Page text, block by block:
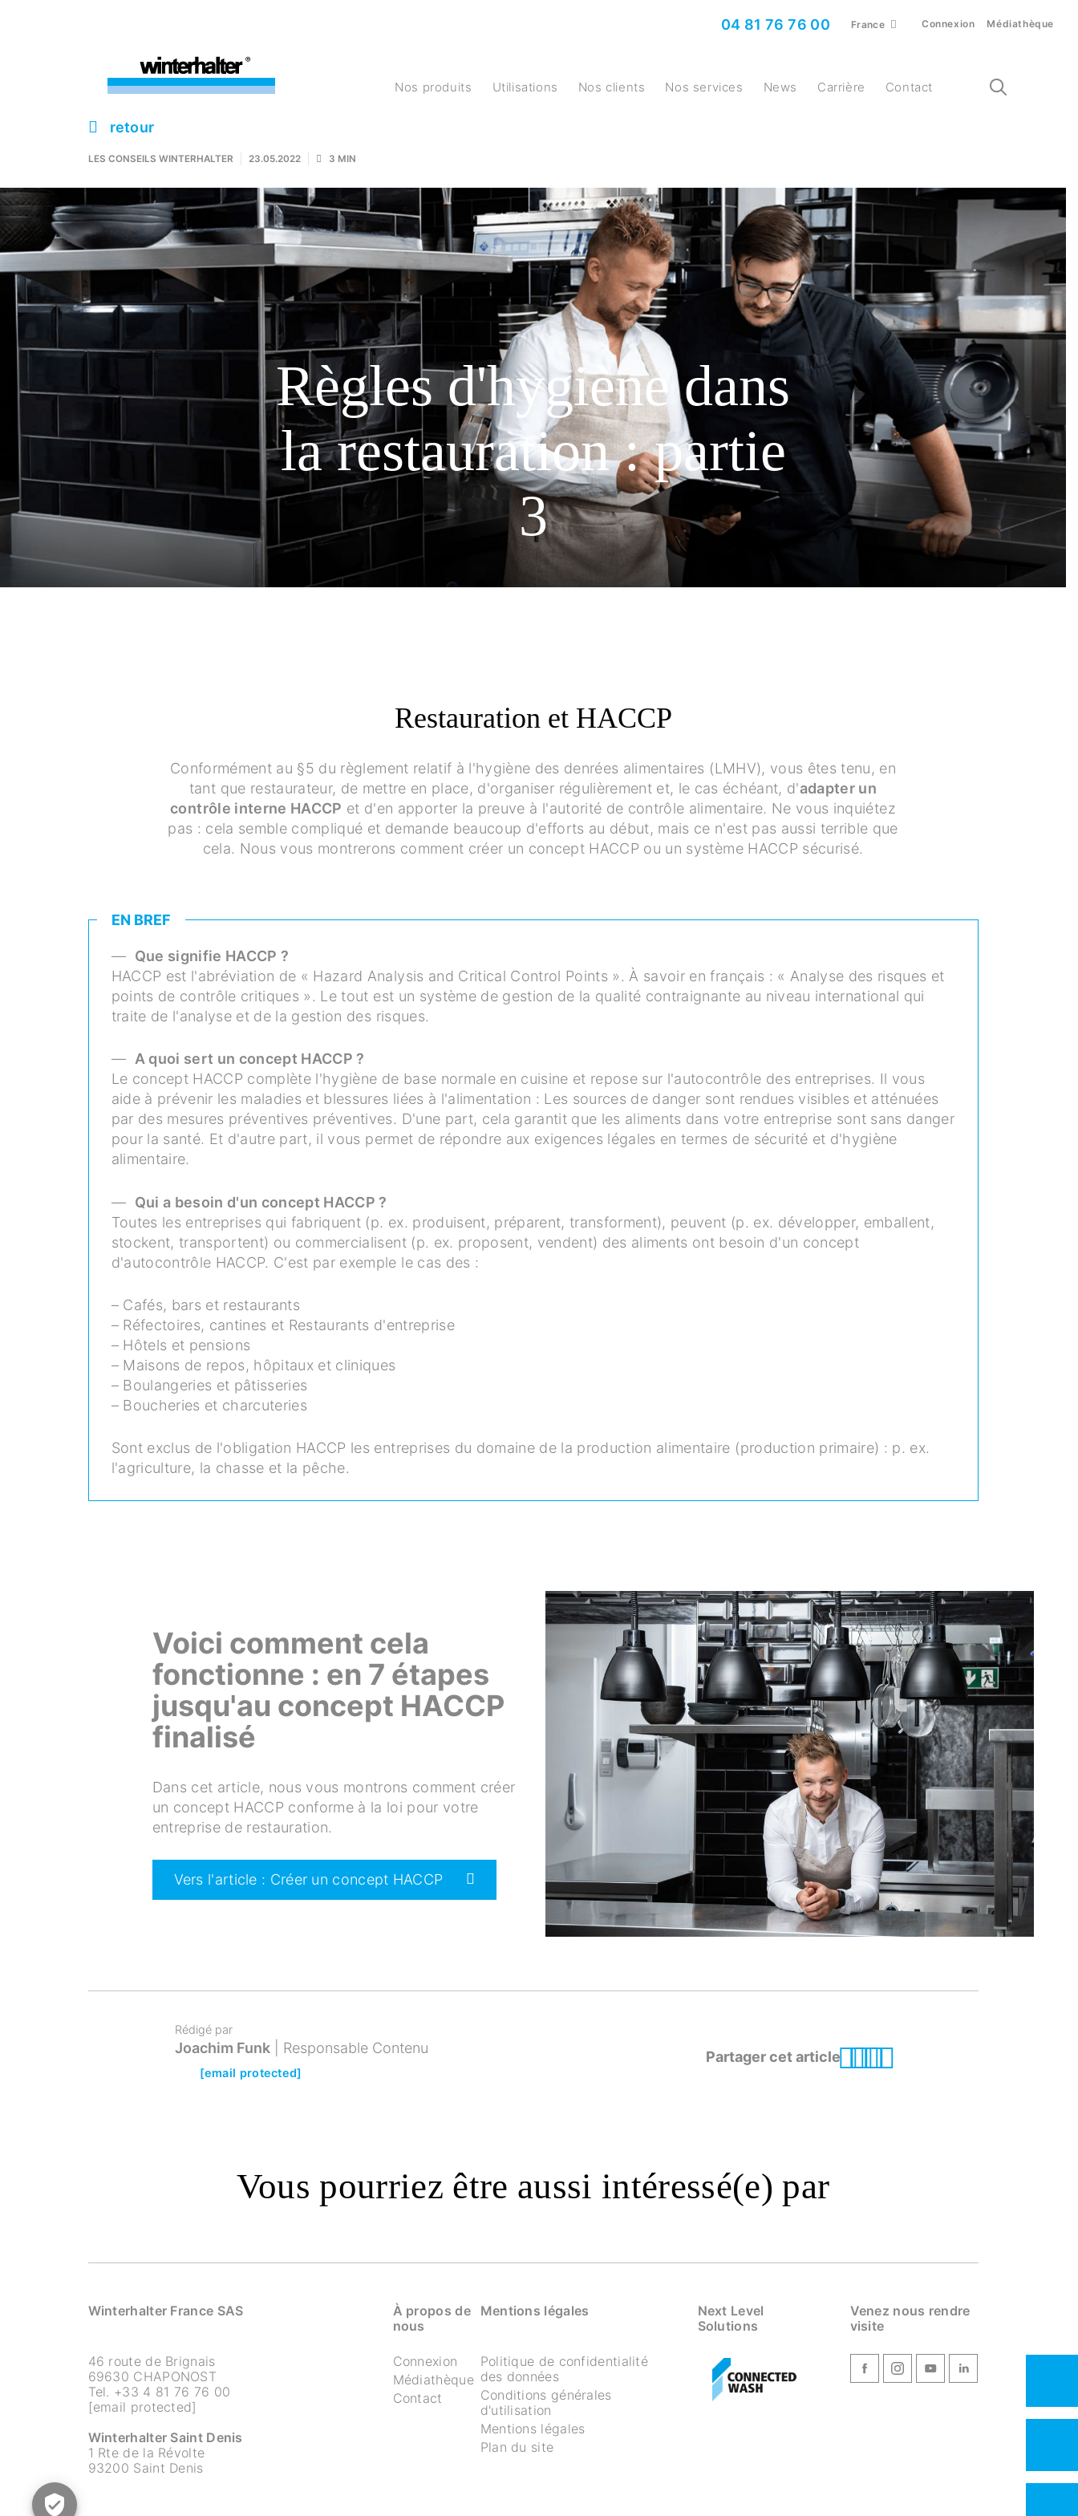
04 81 76 76 00 France Connexion Médiathèque
Nos produits Utilisations Nos clients Nos services News Carrière Contact
retour
LES CONSEILS WINTERHALTER 23.05.2022 3 MIN
Règles d'hygiène dans
la restauration : partie
3
Restauration et HACCP
Conformément au §5 du règlement relatif à l'hygiène des denrées alimentaires (LMHV), vous êtes tenu, en
tant que restaurateur, de mettre en place, d'organiser régulièrement et, le cas échéant, d'adapter un
contrôle interne HACCP et d'en apporter la preuve à l'autorité de contrôle alimentaire. Ne vous inquiétez
pas : cela semble compliqué et demande beaucoup d'efforts au début, mais ce n'est pas aussi terrible que
cela. Nous vous montrerons comment créer un concept HACCP ou un système HACCP sécurisé.
EN BREF
— Que signifie HACCP ?
HACCP est l'abréviation de « Hazard Analysis and Critical Control Points ».À savoir en français : « Analyse des risques et
points de contrôle critiques ». Le tout est un système de gestion de la qualité contraignante au niveau international qui
traite de l'analyse et de la gestion des risques.
— A quoi sert un concept HACCP ?
Le concept HACCP complète l'hygiène de base normale en cuisine et repose sur l'autocontrôle des entreprises. Il vous
aide à prévenir les maladies et blessures liées à l'alimentation : Les sources de danger sont rendues visibles et atténuées
par des mesures préventives préventives. D'une part, cela garantit que les aliments dans votre entreprise sont sans danger
pour la santé. Et d'autre part, il vous permet de répondre aux exigences légales en termes de sécurité et d'hygiène
alimentaire.
— Qui a besoin d'un concept HACCP ?
Toutes les entreprises qui fabriquent (p. ex. produisent, préparent, transforment), peuvent (p. ex. développer, emballent,
stockent, transportent) ou commercialisent (p. ex. proposent, vendent) des aliments ont besoin d'un concept
d'autocontrôle HACCP. C'est par exemple le cas des :
– Cafés, bars et restaurants
– Réfectoires, cantines et Restaurants d'entreprise
– Hôtels et pensions
– Maisons de repos, hôpitaux et cliniques
– Boulangeries et pâtisseries
– Boucheries et charcuteries
Sont exclus de l'obligation HACCP les entreprises du domaine de la production alimentaire (production primaire) : p. ex.
l'agriculture, la chasse et la pêche.
Voici comment cela
fonctionne : en 7 étapes
jusqu'au concept HACCP
finalisé
Dans cet article, nous vous montrons comment créer
un concept HACCP conforme à la loi pour votre
entreprise de restauration.
Vers l'article : Créer un concept HACCP
Rédigé par
Joachim Funk Responsable Contenu
[email protected]
Partager cet article
Vous pourriez être aussi intéressé(e) par
Winterhalter France SAS
46 route de Brignais
69630 CHAPONOST
Tel. +33 4 81 76 76 00
[email protected]
Winterhalter Saint Denis
1 Rte de la Révolte
93200 Saint Denis
À propos de
nous
Connexion
Médiathèque
Contact
Mentions légales
Politique de confidentialité
des données
Conditions générales
d'utilisation
Mentions légales
Plan du site
Next Level
Solutions
Venez nous rendre
visite